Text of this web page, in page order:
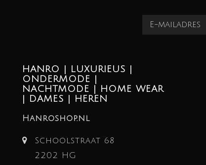
HANRO | LUXURIEUS |
ONDERMODE |
NACHTMODE | HOME WEAR
| DAMES | HEREN
Hanroshop.nl
Schoolstraat 68
2202 HG